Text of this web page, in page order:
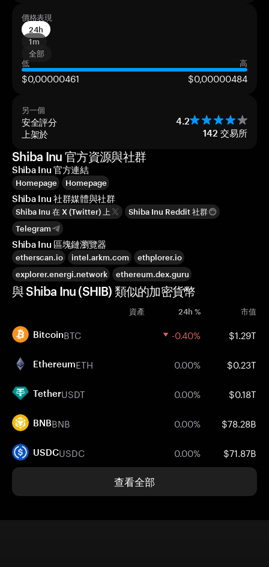
價格表現
24h
1m
全部
低
高
$0,00000461 $0,00000484
另一個
安全評分 4.2
上架於 142 交易所
Shiba Inu 官方資源與社群
Shiba Inu 官方連結
Homepage Homepage
Shiba Inu 社群媒體與社群
Shiba Inu 在 X (Twitter) 上
Shiba Inu Reddit 社群
Telegram
Shiba Inu 區塊鏈瀏覽器
etherscan.io intel.arkm.com
ethplorer.io
explorer.energi.network
ethereum.dex.guru
與 Shiba Inu (SHIB) 類似的加密貨幣
資產 24h % 市值
BitcoinBTC -0.40% $1.29T
EthereumETH 0.00% $0.23T
TetherUSDT 0.00% $0.18T
BNBBNB 0.00% $78.28B
USDCUSDC 0.00% $71.87B
查看全部